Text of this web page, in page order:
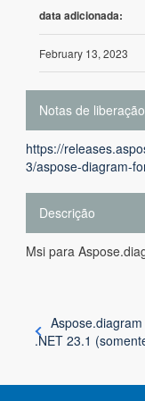
data adicionada:
February 13, 2023
Notas de liberação
https://
3/aspose-diagram-
Descrição
Msi para
.NET 23.1